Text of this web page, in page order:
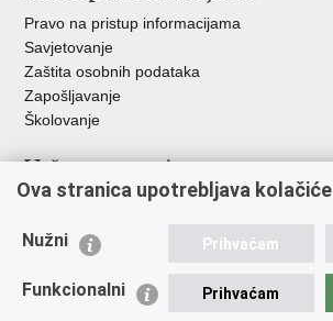
Pravo na pristup informacijama
Savjetovanje
Zaštita osobnih podataka
Zapošljavanje
Školovanje
Važne poveznice
Ministarstvo unutarnjih poslova
Udruge
Policijska akademija
Ova stranica upotrebljava kolačiće
Nužni Prihvaćam
Funkcionalni Prihvaćam